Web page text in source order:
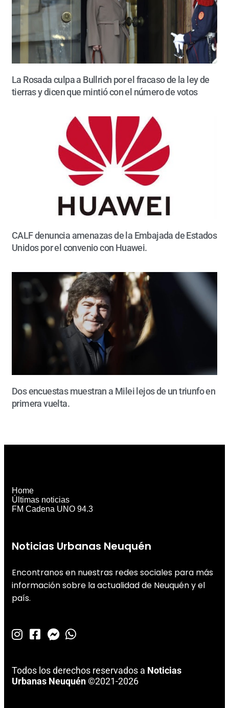
La Rosada culpa a Bullrich por el fracaso de la ley de
tierras y dicen que mintió con el número de votos
CALF denuncia amenazas de la Embajada de Estados
Unidos por el convenio con Huawei.
Dos encuestas muestran a Milei lejos de un triunfo en
primera vuelta.
Noticias Urbanas Neuquén
Encontranos en nuestras redes sociales para más
información sobre la actualidad de Neuquén y el
país.
Todos los derechos reservados a Noticias
Urbanas Neuquén©2021-2026
Home
Últimas noticias
FM Cadena UNO 94.3